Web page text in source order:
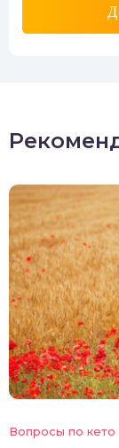
Вопросы по кето